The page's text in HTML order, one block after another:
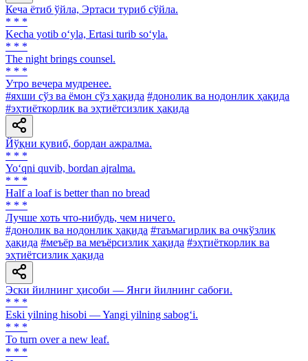
Кеча ётиб ўйла, Эртаси туриб сўйла.
* * *
Kecha yotib o‘yla, Ertasi turib so‘yla.
* * *
The night brings counsel.
* * *
Утро вечера мудренее.
#яхши сўз ва ёмон сўз ҳақида #донолик ва нодонлик ҳақида
#эҳтиёткорлик ва эҳтиётсизлик ҳақида
Йўқни қувиб, бордан ажралма.
* * *
Yo‘qni quvib, bordan ajralma.
* * *
Half a loaf is better than no bread
* * *
Лучше хоть что-нибудь, чем ничего.
#донолик ва нодонлик ҳақида #таъмагирлик ва очкўзлик
ҳақида #меъёр ва меъёрсизлик ҳақида #эҳтиёткорлик ва
эҳтиётсизлик ҳақида
Эски йилнинг ҳисоби — Янги йилнинг сабоғи.
* * *
Eski yilning hisobi — Yangi yilning sabog‘i.
* * *
To turn over a new leaf.
* * *